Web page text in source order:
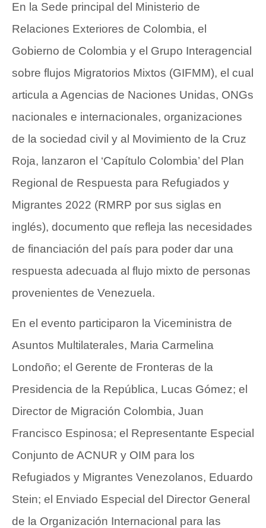
En la Sede principal del Ministerio de
Relaciones Exteriores de Colombia, el
Gobierno de Colombia y el Grupo Interagencial
sobre flujos Migratorios Mixtos (GIFMM), el cual
articula a Agencias de Naciones Unidas, ONGs
nacionales e internacionales, organizaciones
de la sociedad civil y al Movimiento de la Cruz
Roja, lanzaron el ‘Capítulo Colombia’ del Plan
Regional de Respuesta para Refugiados y
Migrantes 2022 (RMRP por sus siglas en
inglés), documento que refleja las necesidades
de financiación del país para poder dar una
respuesta adecuada al flujo mixto de personas
provenientes de Venezuela.
En el evento participaron la Viceministra de
Asuntos Multilaterales, Maria Carmelina
Londoño; el Gerente de Fronteras de la
Presidencia de la República, Lucas Gómez; el
Director de Migración Colombia, Juan
Francisco Espinosa; el Representante Especial
Conjunto de ACNUR y OIM para los
Refugiados y Migrantes Venezolanos, Eduardo
Stein; el Enviado Especial del Director General
de la Organización Internacional para las